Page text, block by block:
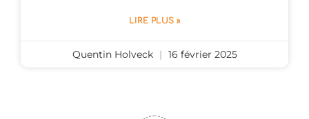
LIRE PLUS »
Quentin Holveck 16 février 2025